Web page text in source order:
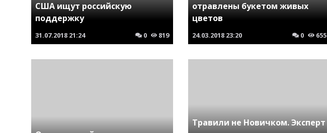
США ищут российскую
поддержку
31.07.2018 21:24 0 819
отравлены букетом живых
цветов
24.03.2018 23:20 0 655
Травили не Новичком. Эксперт